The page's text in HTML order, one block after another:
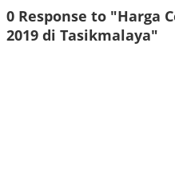
0 Response to "Harga
2019 di Tasikmalaya"